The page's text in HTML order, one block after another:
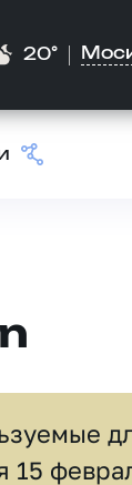
20°
15